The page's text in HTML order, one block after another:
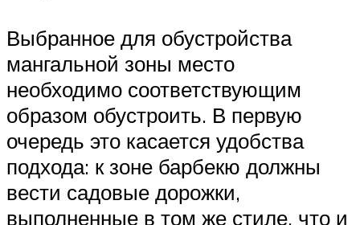
Выбранное для обустройства
мангальной зоны место
необходимо соответствующим
образом обустроить. В первую
очередь это касается удобства
подхода: к зоне барбекю должны
вести садовые дорожки,
выполненные в том же стиле, что и